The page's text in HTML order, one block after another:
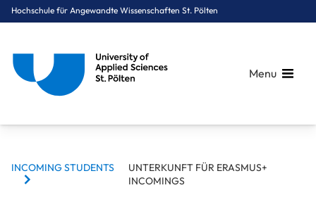
Hochschule für Angewandte Wissenschaften St. Pölten
Menu
You are here:
Students
für Erasmus+ Incomings
BREADCRUMBS
INCOMING STUDENTS
UNTERKUNFT FÜR ERASMUS+
INCOMINGS